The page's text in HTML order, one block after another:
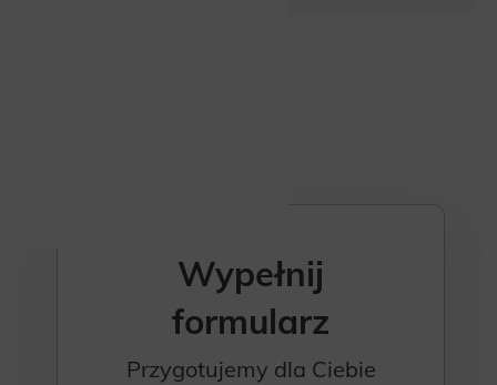
Wypełnij
formularz
Przygotujemy dla Ciebie